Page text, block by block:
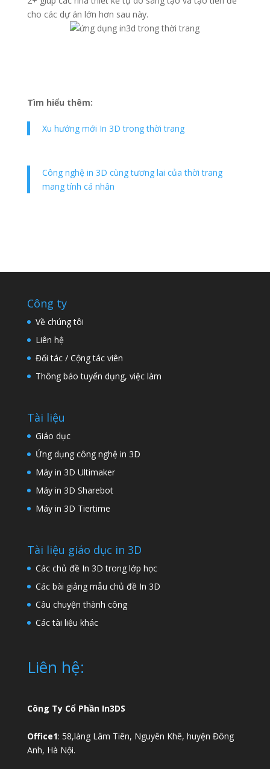
cho các dự án lớn hơn sau này.
Tìm hiểu thêm:
Xu hướng mới In 3D trong thời trang
Công nghệ in 3D cùng tương lai của thời trang
mang tính cá nhân
Công ty
Về chúng tôi
Liên hệ
Đối tác / Cộng tác viên
Thông báo tuyển dụng, việc làm
Tài liệu
Giáo dục
Ứng dụng công nghệ in 3D
Máy in 3D Ultimaker
Máy in 3D Sharebot
Máy in 3D Tiertime
Tài liệu giáo dục in 3D
Các chủ đề In 3D trong lớp học
Các bài giảng mẫu chủ đề In 3D
Câu chuyện thành công
Các tài liệu khác
Liên hệ:
Công Ty Cổ Phần In3DS
Office1: 58,làng Lâm Tiên, Nguyên Khê, huyện Đông
Anh, Hà Nội.